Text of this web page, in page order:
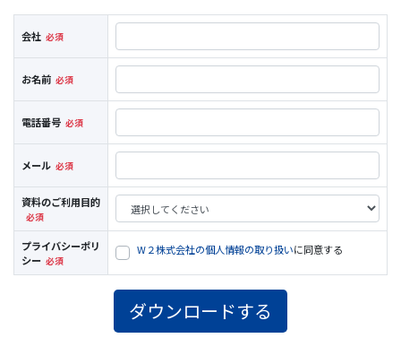
会社
お名前
電話番号
メール
資料のご利用目的
プライバシーポリ
シー
W２株式会社の個人情報の取り扱いに同意する